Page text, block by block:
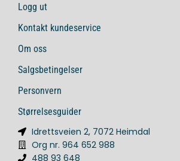
Logg ut
Kontakt kundeservice
Om oss
Salgsbetingelser
Personvern
Størrelsesguider
Idrettsveien 2, 7072 Heimdal
Org nr. 964 652 988
488 93 648